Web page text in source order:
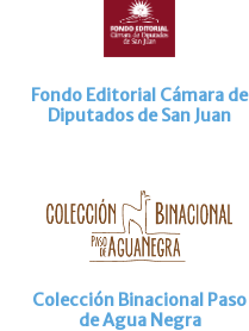
Fondo Editorial Cámara de
Diputados de San Juan
Colección Binacional Paso
de Agua Negra